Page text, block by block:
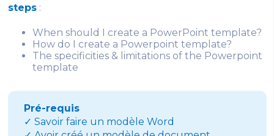
steps :
When should I create a PowerPoint template?
How do I create a Powerpoint template?
The specificities & limitations of the Powerpoint
template
Pré-requis
✓ Savoir faire un modèle Word